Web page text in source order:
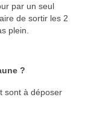
par un seul
de sortir les 2
plein.
?
sont à déposer